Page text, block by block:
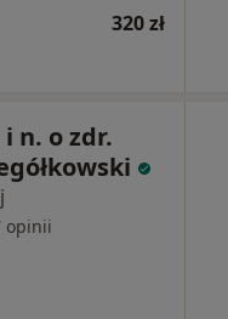
320 zł
n. o zdr.
opinii